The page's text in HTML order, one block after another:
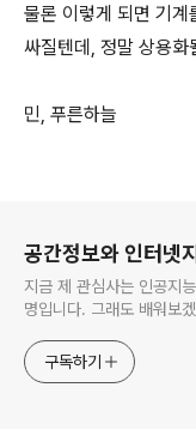
물론 이렇게 되면 기계
싸질텐데, 정말 상용화
민, 푸른하늘
공간정보와 인터넷
지금 제 관심사는 인공지
명입니다. 그래도 배워보
구독하기